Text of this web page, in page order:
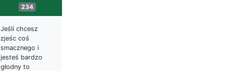
234
Jeśli chcesz
zjeśc coś
smacznego i
jesteś bardzo
głodny to